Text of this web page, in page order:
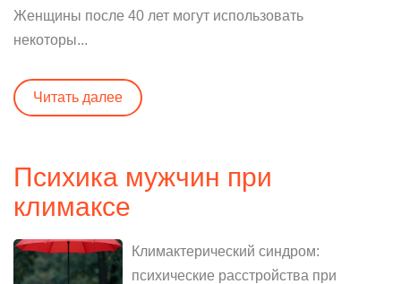
Женщины после 40 лет могут использовать
некоторы...
Читать далее
Психика мужчин при
климаксе
Климактерический синдром:
психические расстройства при